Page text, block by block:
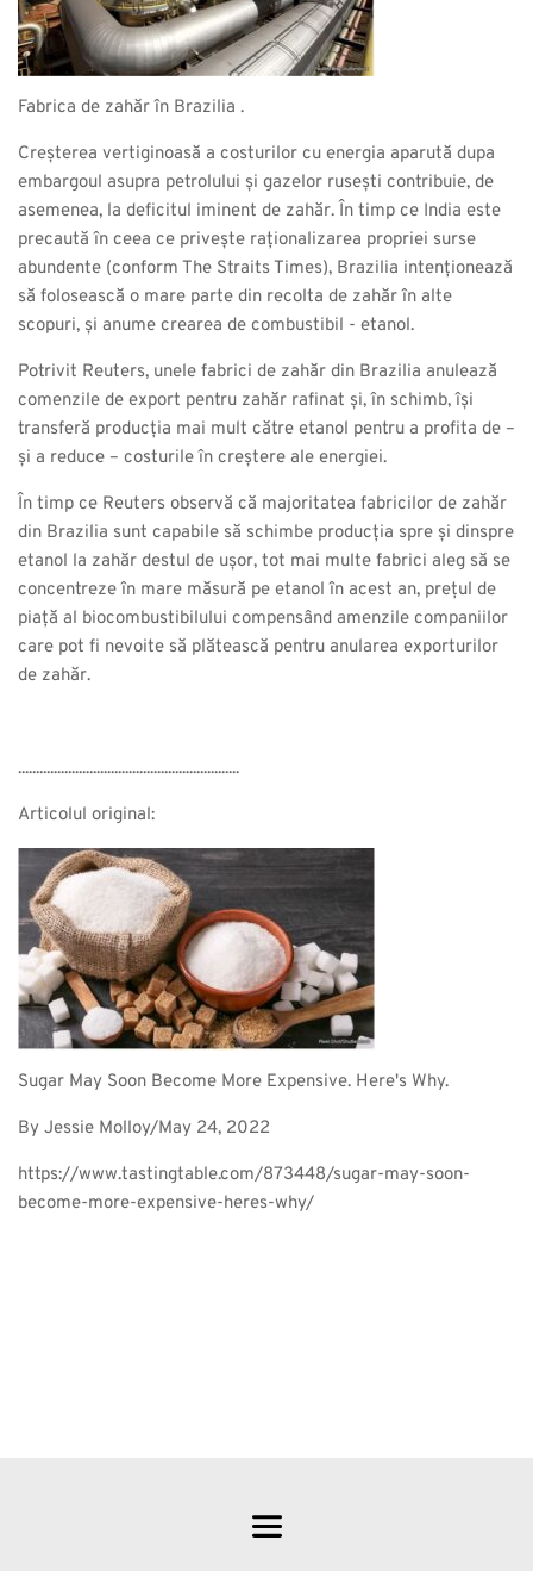
Fabrica de zahăr în Brazilia .
Creșterea vertiginoasă a costurilor cu energia aparută dupa
embargoul asupra petrolului și gazelor rusești contribuie, de
asemenea, la deficitul iminent de zahăr. În timp ce India este
precaută în ceea ce privește raționalizarea propriei surse
abundente (conform The Straits Times), Brazilia intenționează
să folosească o mare parte din recolta de zahăr în alte
scopuri, și anume crearea de combustibil - etanol.
Potrivit Reuters, unele fabrici de zahăr din Brazilia anulează
comenzile de export pentru zahăr rafinat și, în schimb, își
transferă producția mai mult către etanol pentru a profita de –
și a reduce – costurile în creștere ale energiei.
În timp ce Reuters observă că majoritatea fabricilor de zahăr
din Brazilia sunt capabile să schimbe producția spre și dinspre
etanol la zahăr destul de ușor, tot mai multe fabrici aleg să se
concentreze în mare măsură pe etanol în acest an, prețul de
piață al biocombustibilului compensând amenzile companiilor
care pot fi nevoite să plătească pentru anularea exporturilor
de zahăr.
..............................................................
Articolul original:
Sugar May Soon Become More Expensive. Here's Why.
By Jessie Molloy/May 24, 2022
https://www.tastingtable.com/873448/sugar-may-soon-
become-more-expensive-heres-why/